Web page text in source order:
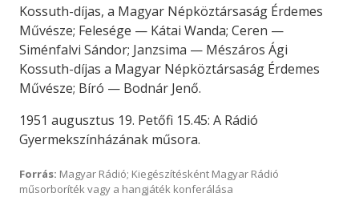
Kossuth-díjas, a Magyar Népköztársaság Érdemes
Művésze; Felesége — Kátai Wanda; Ceren —
Siménfalvi Sándor; Janzsima — Mészáros Ági
Kossuth-díjas a Magyar Népköztársaság Érdemes
Művésze; Bíró — Bodnár Jenő.
1951 augusztus 19. Petőfi 15.45: A Rádió
Gyermekszínházának műsora.
Forrás: Magyar Rádió; Kiegészítésként Magyar Rádió
műsorboríték vagy a hangjáték konferálása